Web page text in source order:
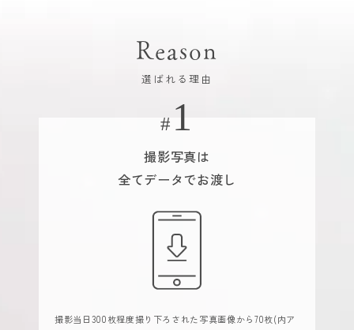
Reason
選ばれる理由
撮影写真は
全てデータでお渡し
撮影当日300枚程度撮り下ろされた写真画像から70枚(内ア